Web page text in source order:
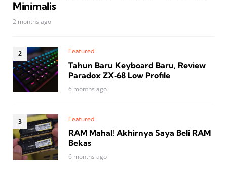
Minimalis
2 months ago
Featured
Tahun Baru Keyboard Baru, Review
Paradox ZX‑68 Low Profile
6 months ago
Featured
RAM Mahal! Akhirnya Saya Beli RAM
Bekas
6 months ago